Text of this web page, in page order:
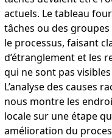
actuels. Le tableau
tâches ou des
le processus, faisant
d’étranglement et les
qui ne sont pas
L’analyse des causes
nous montre les
locale sur une étape
amélioration du